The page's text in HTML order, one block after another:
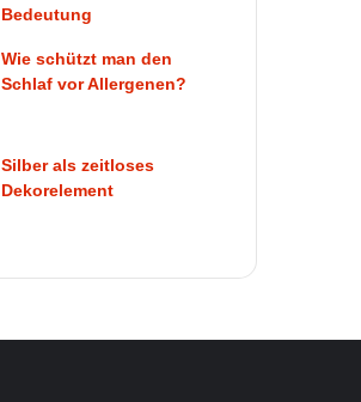
Bedeutung
Wie schützt man den
Schlaf vor Allergenen?
Silber als zeitloses
Dekorelement